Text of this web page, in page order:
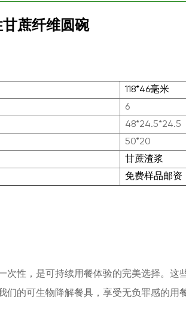
甘蔗纤维圆碗
118*46毫米
6
48*24.5*24.5
50*20
甘蔗渣浆
免费样品邮资
次性，是可持续用餐体验的完美选择。这
们的可生物降解餐具，享受无负罪感的用